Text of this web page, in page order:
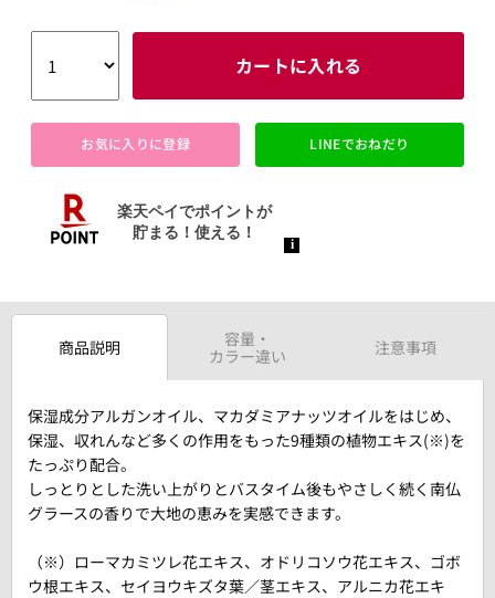
カートに入れる
お気に入りに登録 LINEでおねだり
商品説明
容量・
カラー違い
注意事項
保湿成分アルガンオイル、マカダミアナッツオイルをはじめ、
保湿、収れんなど多くの作用をもった9種類の植物エキス(※)を
たっぷり配合。
しっとりとした洗い上がりとバスタイム後もやさしく続く南仏
グラースの香りで大地の恵みを実感できます。
（※）ローマカミツレ花エキス、オドリコソウ花エキス、ゴボ
ウ根エキス、セイヨウキズタ葉／茎エキス、アルニカ花エキ